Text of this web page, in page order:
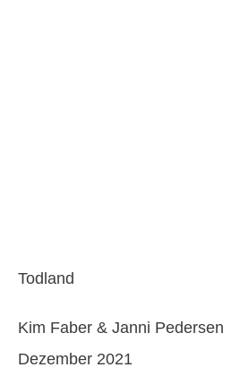
Todland
Kim Faber & Janni Pedersen
Dezember 2021